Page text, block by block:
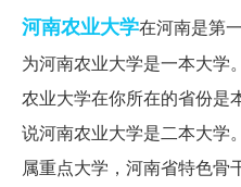
河南农业大学在河南是第
为河南农业大学是一本大学
农业大学在你所在的省份是
说河南农业大学是二本大学
属重点大学，河南省特色骨